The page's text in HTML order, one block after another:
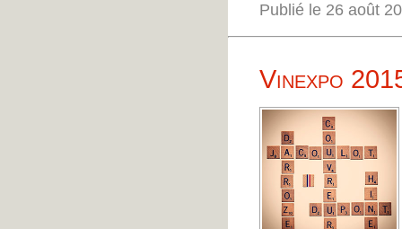
Publié le 26 août
Vinexpo